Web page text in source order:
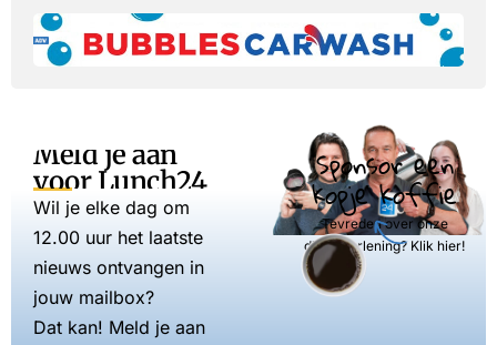
Meld je aan
voor Lunch24
Wil je elke dag om
12.00 uur het laatste
nieuws ontvangen in
jouw mailbox?
Dat kan! Meld je aan
Sponsor een
kopje koffie
Tevreden over onze
dienstverlening? Klik hier!